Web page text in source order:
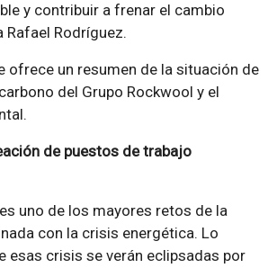
y contribuir a frenar el cambio
Rodríguez.
ofrece un resumen de la situación de
del Grupo Rockwool y el
de puestos de trabajo
uno de los mayores retos de la
con la crisis energética. Lo
esas crisis se verán eclipsadas por